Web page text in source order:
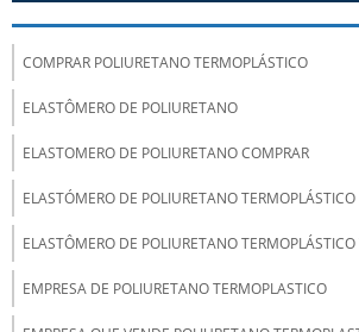
COMPRAR POLIURETANO TERMOPLÁSTICO
ELASTÔMERO DE POLIURETANO
ELASTOMERO DE POLIURETANO COMPRAR
ELASTÓMERO DE POLIURETANO TERMOPLÁSTICO
ELASTÔMERO DE POLIURETANO TERMOPLÁSTICO
EMPRESA DE POLIURETANO TERMOPLASTICO